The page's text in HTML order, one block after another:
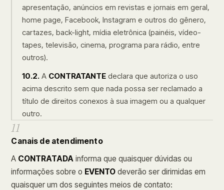
apresentação, anúncios em revistas e jornais em geral,
home page, Facebook, Instagram e outros do gênero,
cartazes, back-light, mídia eletrônica (painéis, vídeo-
tapes, televisão, cinema, programa para rádio, entre
outros).
10.2. A CONTRATANTE declara que autoriza o uso
acima descrito sem que nada possa ser reclamado a
título de direitos conexos à sua imagem ou a qualquer
outro.
11
Canais de atendimento
A CONTRATADA informa que quaisquer dúvidas ou
informações sobre o EVENTO deverão ser dirimidas em
quaisquer um dos seguintes meios de contato: